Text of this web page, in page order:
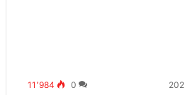
0 11٬984